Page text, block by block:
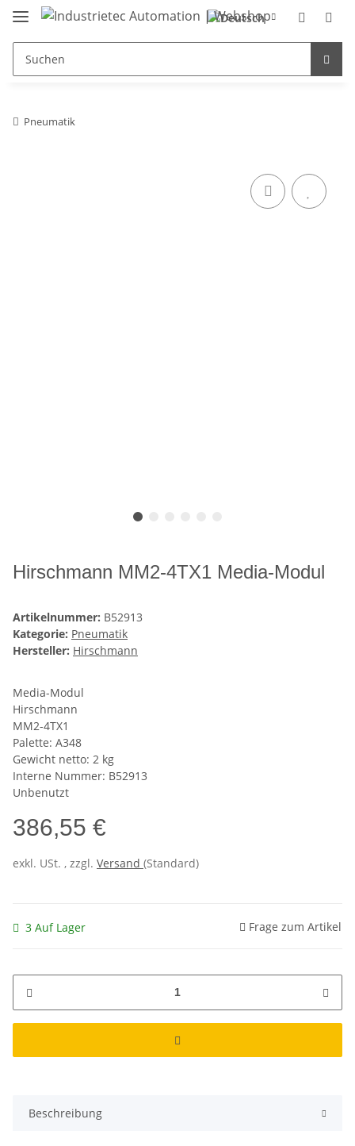
Pneumatik
Hirschmann MM2-4TX1 Media-Modul
Artikelnummer: B52913
Kategorie: Pneumatik
Hersteller: Hirschmann
Media-Modul
Hirschmann
MM2-4TX1
Palette: A348
Gewicht netto: 2 kg
Interne Nummer: B52913
Unbenutzt
386,55 €
exkl. USt. , zzgl. Versand (Standard)
3 Auf Lager Frage zum Artikel
Beschreibung